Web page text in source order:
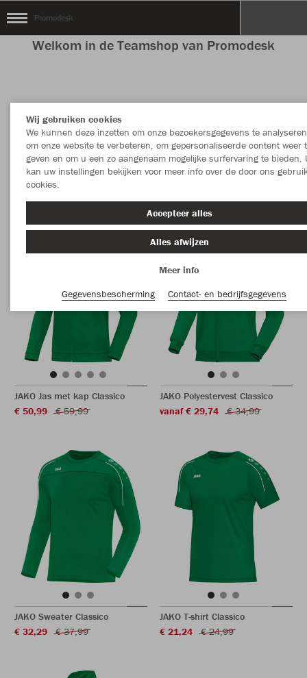
Promodesk
Welkom in de Teamshop van Promodesk
Sport MEER FILTERS
JAKO Jas met kap Classico
€ 50,99
€ 59,99
JAKO Polyestervest Classico
vanaf € 29,74
€ 34,99
JAKO Sweater Classico
€ 32,29
€ 37,99
JAKO T-shirt Classico
€ 21,24
€ 24,99
Wij gebruiken cookies
We kunnen deze inzetten om onze bezoekersgegevens te
om onze website te verbeteren, om gepersonaliseerde content weer
geven en om u een zo aangenaam mogelijke surfervaring te bieden.
kan uw instellingen bekijken voor meer info over de door ons
cookies.
Accepteer alles
Alles afwijzen
Meer info
Gegevensbescherming
Contact- en bedrijfsgegevens